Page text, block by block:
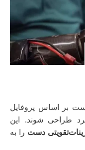
بر اساس پروفایل
طراحی شوند. این
دست را به